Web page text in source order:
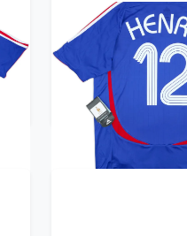
2006-07 France
Henry
359.99£ ·
Trikot